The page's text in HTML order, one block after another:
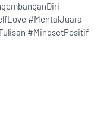
#MentalJuara
#MindsetPositif